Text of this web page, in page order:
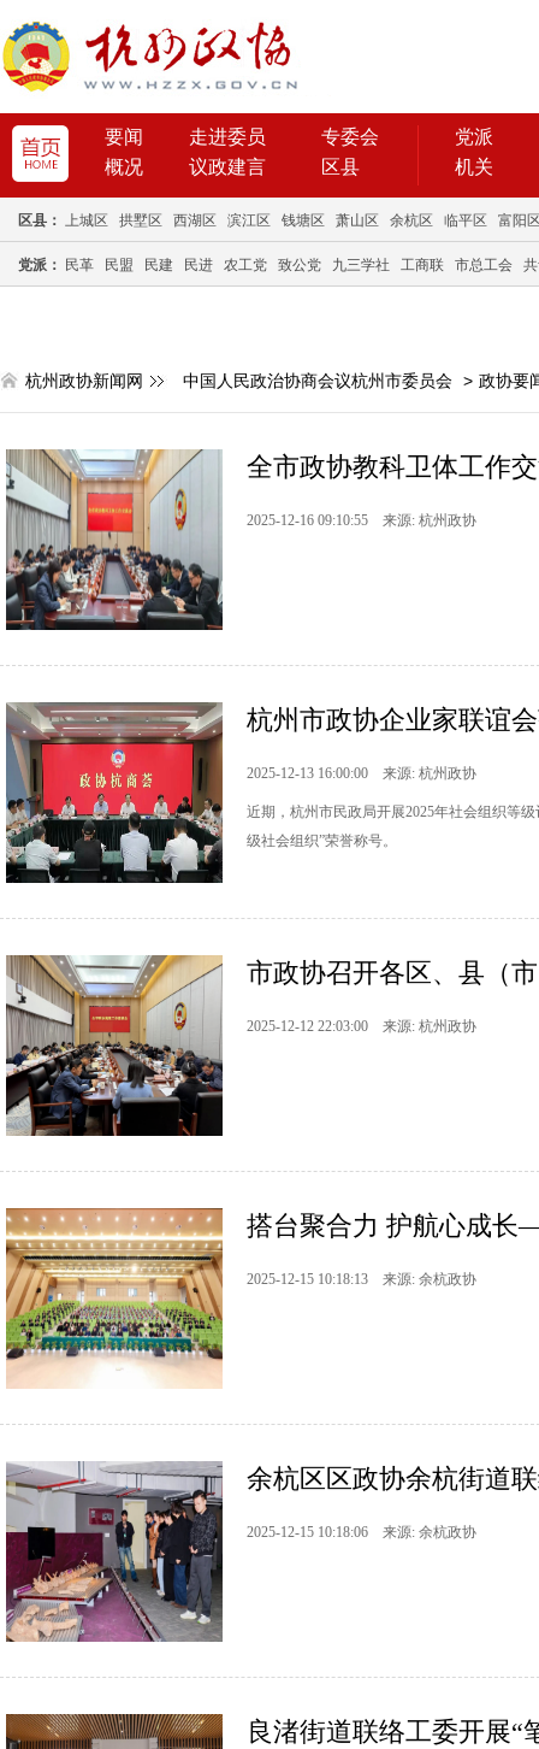
要闻 走进委员
专委会
概况
议政建言 区县
党派
机关
区县： 上城区 拱墅区 西湖区 滨江区 钱塘区 萧山区 余杭区 临平区 富阳
党派： 民革 民盟 民建 民进 农工党 致公党 九三学社 工商联 市总工会
杭州政协新闻网 中国人民政治协商会议杭州市委员会 > 政协要
全市政协教科卫体工作
2025-12-16 09:10:55 来源: 杭州政协
杭州市政协企业家联谊
2025-12-13 16:00:00 来源: 杭州政协
近期，杭州市民政局开展2025年社会组织等
级社会组织”荣誉称号。
市政协召开各区、县（
2025-12-12 22:03:00 来源: 杭州政协
搭台聚合力 护航心成长
2025-12-15 10:18:13 来源: 余杭政协
余杭区区政协余杭街道
2025-12-15 10:18:06 来源: 余杭政协
良渚街道联络工委开展“